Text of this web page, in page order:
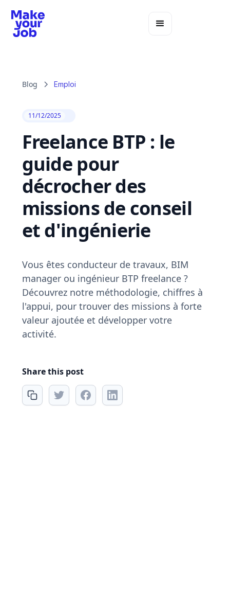
Blog Emploi
11/12/2025
Freelance BTP : le
guide pour
décrocher des
missions de conseil
et d'ingénierie
Vous êtes conducteur de travaux, BIM
manager ou ingénieur BTP freelance ?
Découvrez notre méthodologie, chiffres à
l'appui, pour trouver des missions à forte
valeur ajoutée et développer votre
activité.
Share this post